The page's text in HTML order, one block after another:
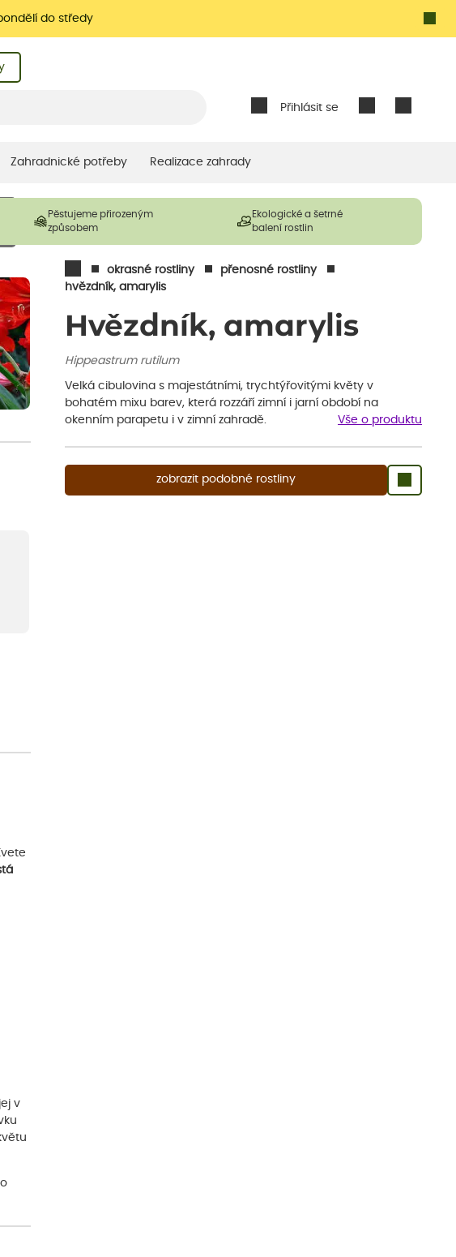
do středy
Přihlásit se
Zahradnické potřeby Realizace zahrady
Pěstujeme přirozeným
způsobem
Ekologické a šetrné
balení rostlin
okrasné rostliny
přenosné rostliny
hvězdník, amarylis
Hvězdník, amarylis
Hippeastrum rutilum
Velká cibulovina s majestátními, trychtýřovitými květy v
bohatém mixu barev, která rozzáří zimní i jarní období na
okenním parapetu i v zimní zahradě.
Vše o produktu
zobrazit podobné rostliny
v